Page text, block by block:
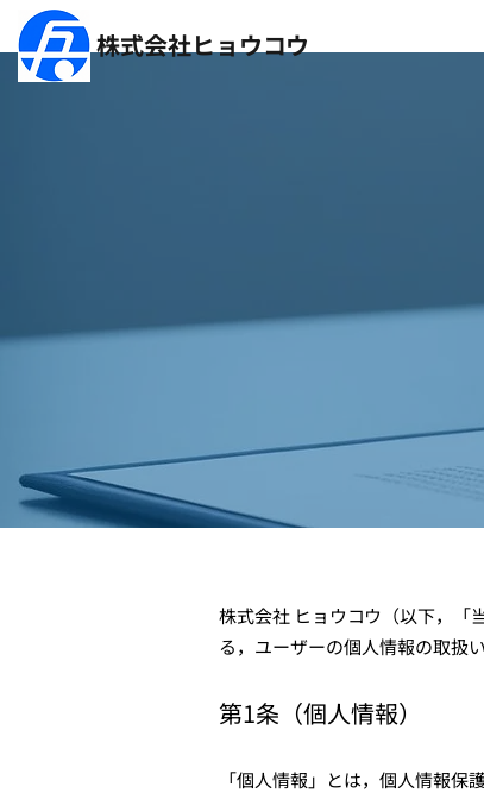
​株式会社ヒョウコウ
株式会社 ヒョウコウ（以下，「
る，ユーザーの個人情報の取扱
第1条（個人情報）
「個人情報」とは，個人情報